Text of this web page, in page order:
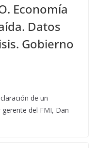
Economía
Datos
Gobierno
de un
del FMI, Dan